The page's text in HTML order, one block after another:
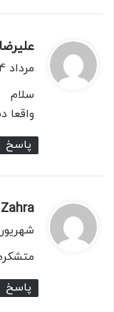
علیرضا
مرداد 14, 1403 در 11:11 ب.ظ
سلام
واقعا
پاسخ
Zahra
شهریور 16, 1403 در 11:41 ق.ظ
پاسخ